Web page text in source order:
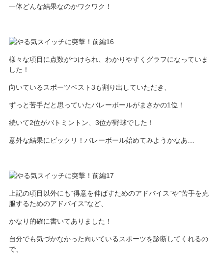
一体どんな結果なのかワクワク！
様々な項目に点数がつけられ、わかりやすくグラフになっていま
した！
向いているスポーツベスト3も割り出していただき、
ずっと苦手だと思っていたバレーボールがまさかの1位！
続いて2位がバトミントン、3位が野球でした！
意外な結果にビックリ！バレーボール始めてみようかなあ…
上記の項目以外にも“得意を伸ばすためのアドバイス”や”苦手を克
服するためのアドバイス”など、
かなり的確に書いてありました！
自分でも気づかなかった向いているスポーツを診断してくれるの
で、